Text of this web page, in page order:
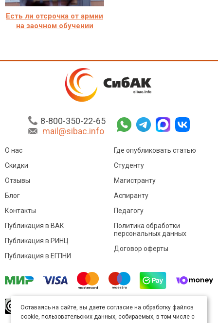
Есть ли отсрочка от армии
на заочном обучении
8-800-350-22-65
mail@sibac.info
О нас
Скидки
Отзывы
Блог
Контакты
Где опубликовать статью
Студенту
Магистранту
Аспиранту
Педагогу
Публикация в ВАК
Публикация в РИНЦ
Публикация в ЕГПНИ
Политика обработки
персональных данных
Договор оферты
произведение доступно полицензии Creative
Commons «Attribution» («Атрибуция») 4.0
Оставаясь на сайте, вы даете согласие на обработку файлов
cookie, пользовательских данных, собираемых, в том числе с